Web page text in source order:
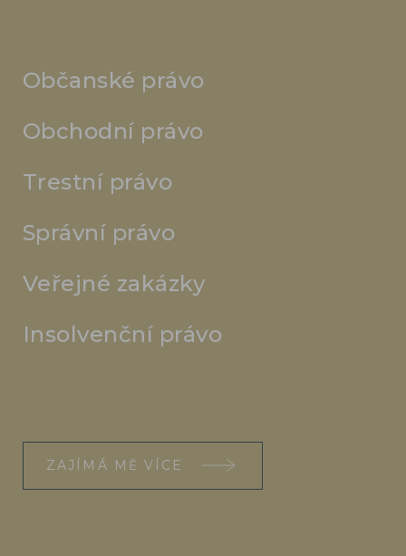
Občanské právo
Obchodní právo
Trestní právo
Správní právo
Veřejné zakázky
Insolvenční právo
ZAJÍMÁ MĚ VÍCE